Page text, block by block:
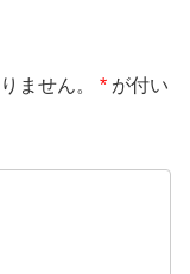
ません。 * が付い